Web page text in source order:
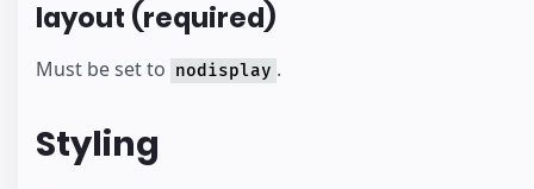
layout (required)
Must be set to nodisplay .
Styling